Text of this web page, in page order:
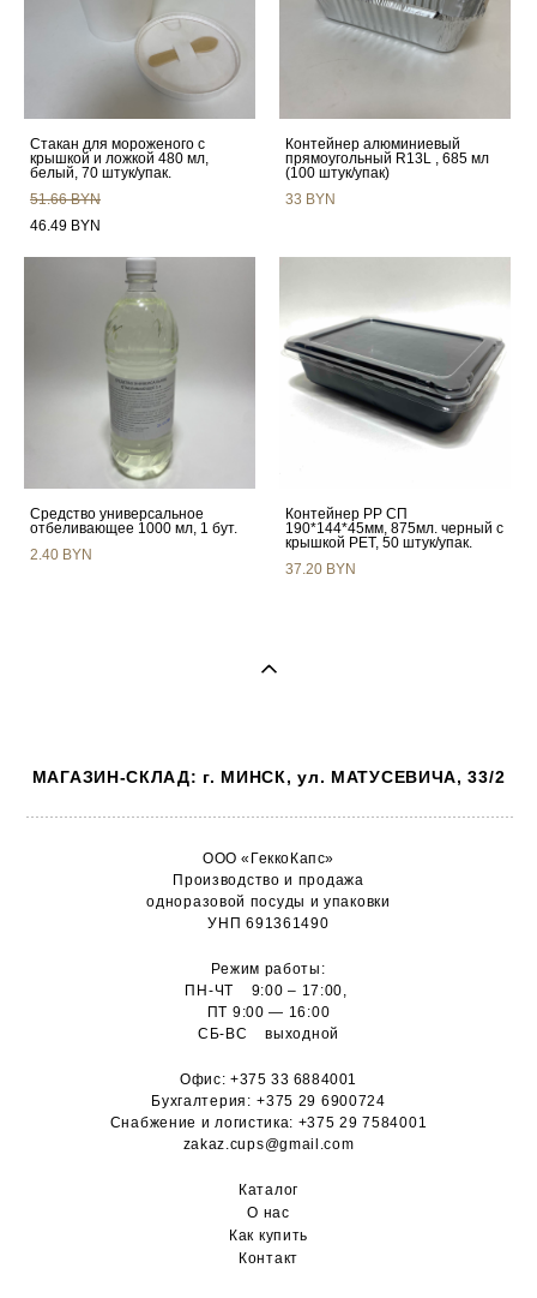
Стакан для мороженого с
крышкой и ложкой 480 мл,
белый, 70 штук/упак.
51.66 BYN
46.49 BYN
Контейнер алюминиевый
прямоугольный R13L , 685 мл
(100 штук/упак)
33 BYN
Средство универсальное
отбеливающее 1000 мл, 1 бут.
2.40 BYN
Контейнер РР СП
190*144*45мм, 875мл. черный с
крышкой РЕТ, 50 штук/упак.
37.20 BYN
МАГАЗИН-СКЛАД: г. МИНСК, ул. МАТУСЕВИЧА, 33/2
ООО «ГеккоКапс»
Производство и продажа
одноразовой посуды и упаковки
УНП 691361490
Режим работы:
ПН-ЧТ 9:00 – 17:00,
ПТ 9:00 — 16:00
СБ-ВС выходной
Офис:+375 33 6884001
Бухгалтерия: +375 29 6900724
Снабжение и логистика: +375 29 7584001
zakaz.cups@gmail.com
Каталог
О нас
Как купить
Контакт